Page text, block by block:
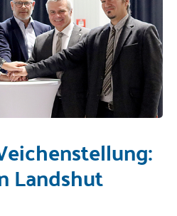
Landshut